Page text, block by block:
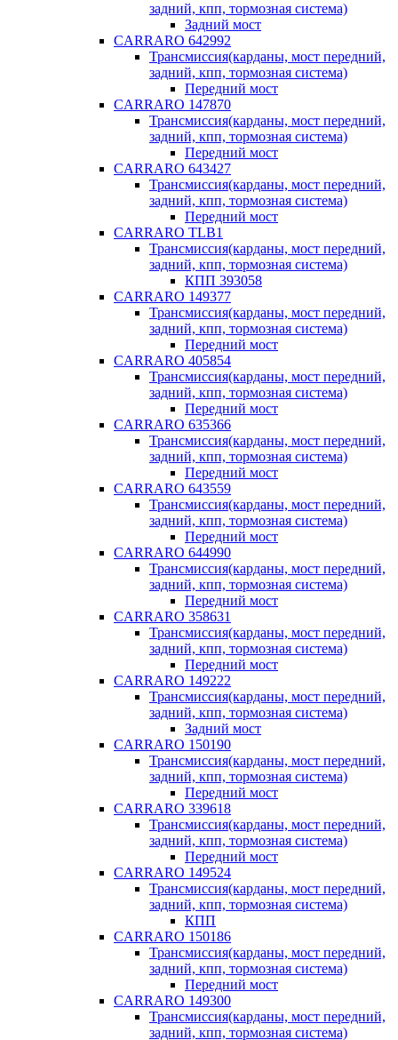
задний, кпп, тормозная система)
Задний мост
CARRARO 642992
Трансмиссия(карданы, мост передний,
задний, кпп, тормозная система)
Передний мост
CARRARO 147870
Трансмиссия(карданы, мост передний,
задний, кпп, тормозная система)
Передний мост
CARRARO 643427
Трансмиссия(карданы, мост передний,
задний, кпп, тормозная система)
Передний мост
CARRARO TLB1
Трансмиссия(карданы, мост передний,
задний, кпп, тормозная система)
КПП 393058
CARRARO 149377
Трансмиссия(карданы, мост передний,
задний, кпп, тормозная система)
Передний мост
CARRARO 405854
Трансмиссия(карданы, мост передний,
задний, кпп, тормозная система)
Передний мост
CARRARO 635366
Трансмиссия(карданы, мост передний,
задний, кпп, тормозная система)
Передний мост
CARRARO 643559
Трансмиссия(карданы, мост передний,
задний, кпп, тормозная система)
Передний мост
CARRARO 644990
Трансмиссия(карданы, мост передний,
задний, кпп, тормозная система)
Передний мост
CARRARO 358631
Трансмиссия(карданы, мост передний,
задний, кпп, тормозная система)
Передний мост
CARRARO 149222
Трансмиссия(карданы, мост передний,
задний, кпп, тормозная система)
Задний мост
CARRARO 150190
Трансмиссия(карданы, мост передний,
задний, кпп, тормозная система)
Передний мост
CARRARO 339618
Трансмиссия(карданы, мост передний,
задний, кпп, тормозная система)
Передний мост
CARRARO 149524
Трансмиссия(карданы, мост передний,
задний, кпп, тормозная система)
КПП
CARRARO 150186
Трансмиссия(карданы, мост передний,
задний, кпп, тормозная система)
Передний мост
CARRARO 149300
Трансмиссия(карданы, мост передний,
задний, кпп, тормозная система)